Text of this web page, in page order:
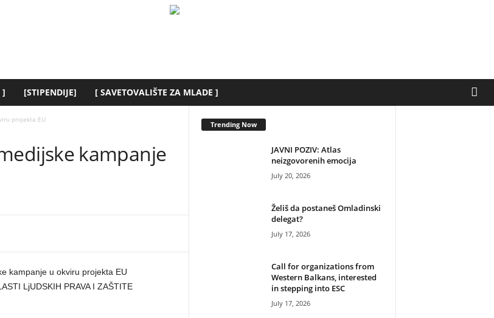
] [STIPENDIJE] [ SAVETOVALIŠTE ZA MLADE ]
projekta EU
kampanje
kampanje u okviru projekta EU
LjUDSKIH PRAVA I ZAŠTITE
Trending Now
JAVNI POZIV: Atlas
neizgovorenih emocija
July 20, 2026
Želiš da postaneš Omladinski
delegat?
July 17, 2026
Call for organizations from
Western Balkans, interested
in stepping into ESC
July 17, 2026